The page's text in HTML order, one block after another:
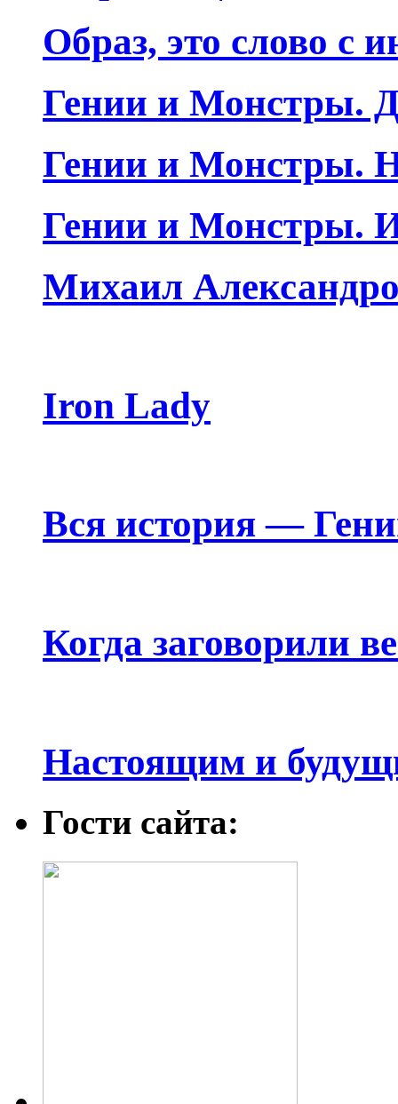
Образ, это слово с
Гении и Монстры.
Гении и Монстры.
Гении и Монстры.
Михаил
Iron Lady
Вся история —
Когда заговорили
Настоящим и
Гости сайта: